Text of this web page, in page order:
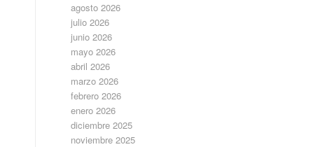
agosto 2026
julio 2026
junio 2026
mayo 2026
abril 2026
marzo 2026
febrero 2026
enero 2026
diciembre 2025
noviembre 2025